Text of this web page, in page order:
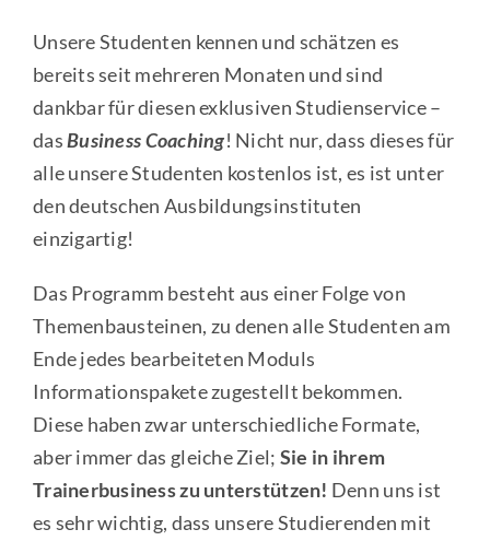
Unsere Studenten kennen und schätzen es
bereits seit mehreren Monaten und sind
dankbar für diesen exklusiven Studienservice –
dasBusiness Coaching! Nicht nur, dass dieses für
alle unsere Studenten kostenlos ist, es ist unter
den deutschen Ausbildungsinstituten
einzigartig!
Das Programm besteht aus einer Folge von
Themenbausteinen, zu denen alle Studenten am
Ende jedes bearbeiteten Moduls
Informationspakete zugestellt bekommen.
Diese haben zwar unterschiedliche Formate,
aber immer das gleiche Ziel; Sie in ihrem
Trainerbusiness zu unterstützen! Denn uns ist
es sehr wichtig, dass unsere Studierenden mit